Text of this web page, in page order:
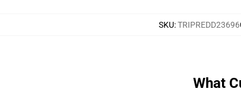
SKU:TRIPREDD23696
What